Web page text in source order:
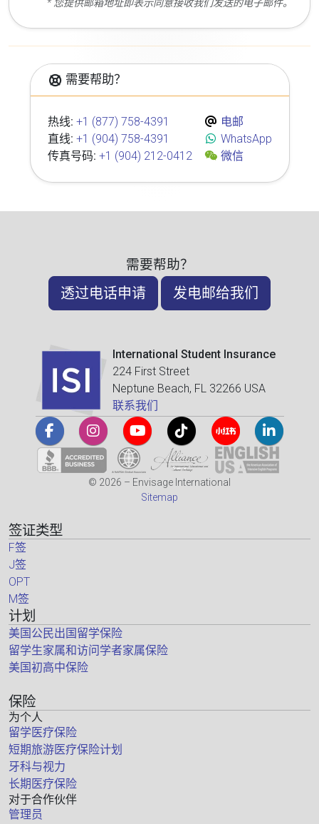
* 您提供邮箱地址即表示同意接收我们发送的电子邮件。
需要帮助？
热线: +1 (877) 758-4391
直线: +1 (904) 758-4391
传真号码: +1 (904) 212-0412
电邮
WhatsApp
微信
需要帮助？
透过电话申请 发电邮给我们
International Student Insurance
224 First Street
Neptune Beach, FL 32266 USA
联系我们
© 2026 – Envisage International
Sitemap
签证类型
F签
J签
OPT
M签
计划
美国公民出国留学保险
留学生家属和访问学者家属保险
美国初高中保险
保险
为个人
留学医疗保险
短期旅游医疗保险计划
牙科与视力
长期医疗保险
对于合作伙伴
管理员